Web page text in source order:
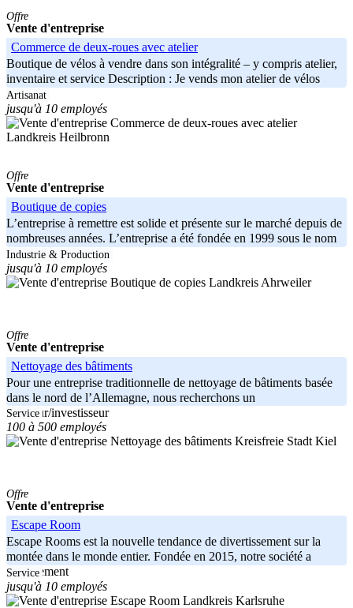
Offre
Vente d'entreprise
Commerce de deux-roues avec atelier
Boutique de vélos à vendre dans son intégralité – y compris atelier,
inventaire et service Description : Je vends mon atelier de vélos
Artisanat
jusqu'à 10 employés
Landkreis Heilbronn
Offre
Vente d'entreprise
Boutique de copies
L’entreprise à remettre est solide et présente sur le marché depuis de
nombreuses années. L’entreprise a été fondée en 1999 sous le nom
de
Industrie & Production
jusqu'à 10 employés
Landkreis Ahrweiler
Offre
Vente d'entreprise
Nettoyage des bâtiments
Pour une entreprise traditionnelle de nettoyage de bâtiments basée
dans le nord de l’Allemagne, nous recherchons un
acheteur/investisseur
Service
100 à 500 employés
Kreisfreie Stadt Kiel
Offre
Vente d'entreprise
Escape Room
Escape Rooms est la nouvelle tendance de divertissement sur la
montée dans le monde entier. Fondée en 2015, notre société a
actuellement
Service
jusqu'à 10 employés
Landkreis Karlsruhe